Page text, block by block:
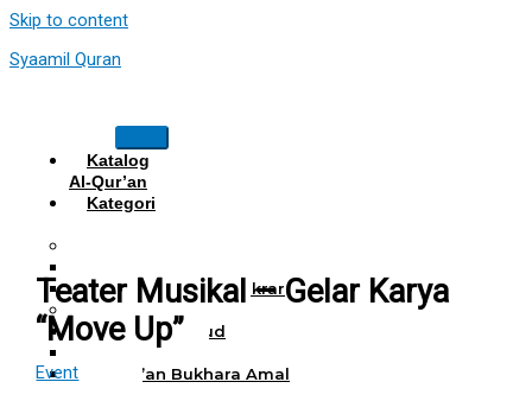
Skip to content
Syaamil Quran
Katalog
Al-Qur’an
Kategori
Al Quran Hafalan Tikrar
Mushaf Tahajud
Quran Hijrah
Al-Qur’an Bukhara Amal
Teater Musikal – Gelar Karya
“Move Up”
Event